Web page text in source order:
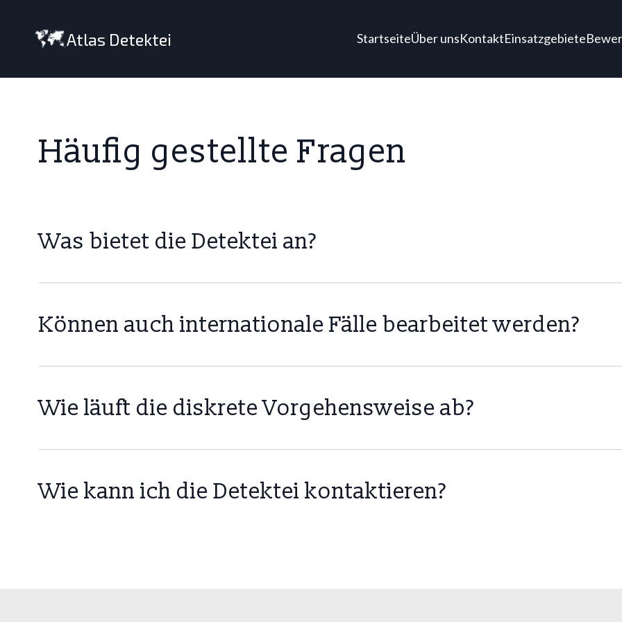
Atlas Detektei StartseiteÜber unsKontaktEinsatzgebiete
Häufig gestellte Fragen
Was bietet die Detektei an?
Können auch internationale Fälle bearbeitet werden?
Wie läuft die diskrete Vorgehensweise ab?
Wie kann ich die Detektei kontaktieren?